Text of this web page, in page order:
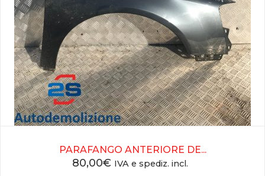
PARAFANGO ANTERIORE DE...
80,00€ IVA e spediz. incl.